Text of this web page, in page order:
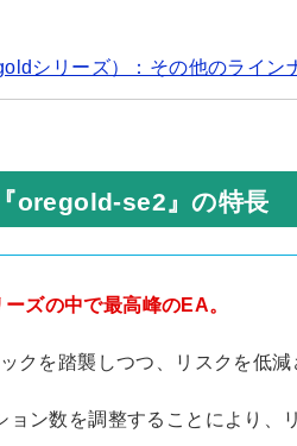
シリーズ）：その他のライン
oregold-se2』の特長
ズの中で最高峰のEA。
クを踏襲しつつ、リスクを低減
ョン数を調整することにより、